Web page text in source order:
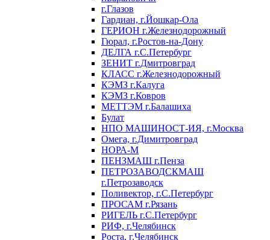
г.Глазов
Гардиан, г.Йошкар-Ола
ГЕРИОН г.Железнодорожный
Гюрал, г.Ростов-на-Дону
ДЕЛГА г.С.Петербург
ЗЕНИТ г.Дмитровград
КЛАСС г.Железнодорожный
КЭМЗ г.Калуга
КЭМЗ г.Ковров
МЕТТЭМ г.Балашиха
Булат
НПО МАШИНОСТ-ИЯ, г.Москва
Омега, г.Димитровград
НОРА-М
ПЕНЗМАШ г.Пенза
ПЕТРОЗАВОДСКМАШ
г.Петрозаводск
Поливектор, г.С.Петербург
ПРОСАМ г.Рязань
РИГЕЛЬ г.С.Петербург
РИФ, г.Челябинск
Роста, г.Челябинск